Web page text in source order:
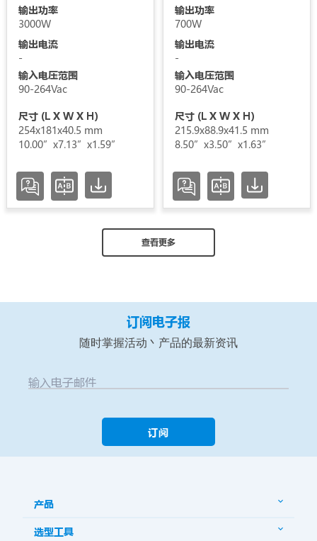
输出功率
3000W
输出电流
-
输入电压范围
90-264Vac
尺寸 (L X W X H)
254x181x40.5 mm
10.00”x7.13”x1.59”
输出功率
700W
输出电流
-
输入电压范围
90-264Vac
尺寸 (L X W X H)
215.9x88.9x41.5 mm
8.50”x3.50”x1.63”
查看更多
订阅电子报
随时掌握活动丶产品的最新资讯
输入电子邮件
订阅
产品
选型工具